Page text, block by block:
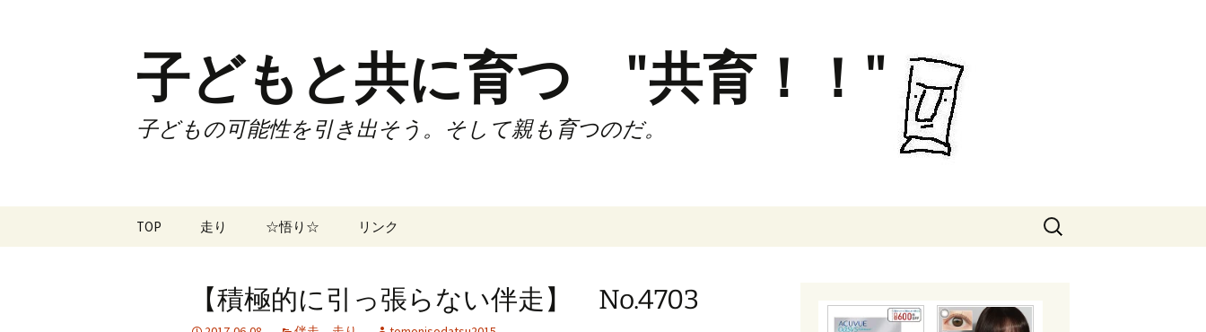
子どもと共に育つ "共育！！"
子どもの可能性を引き出そう。そして親も育つのだ。
TOP 走り
試合
☆悟り☆ リンク
検
索:
【積極的に引っ張らない伴走】 No.4703